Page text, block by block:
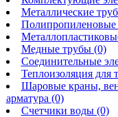
Металлические
Полипропиленовые
Медные трубы (0)
Соединительные
Теплоизоляция для
Шаровые краны,
арматура (0)
Счетчики воды (0)